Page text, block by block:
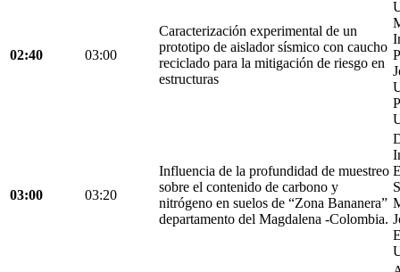
02:40 03:00
Caracterización experimental de un
prototipo de aislador sísmico con caucho
reciclado para la mitigación de riesgo en
estructuras
03:00 03:20
Influencia de la profundidad de muestreo
sobre el contenido de carbono y
nitrógeno en suelos de “Zona Bananera”
departamento del Magdalena -Colombia.